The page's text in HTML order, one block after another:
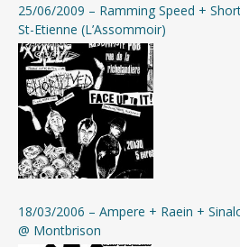
25/06/2009 – Ramming Speed +
St-Etienne (L’Assommoir)
18/03/2006 – Ampere + Raein + Sinaloa + Burial Year + Daïtro
@ Montbrison